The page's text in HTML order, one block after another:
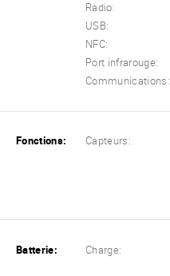
Radio:
USB:
NFC:
Port infrarouge:
Communications:
Fonctions: Capteurs:
Batterie: Charge: